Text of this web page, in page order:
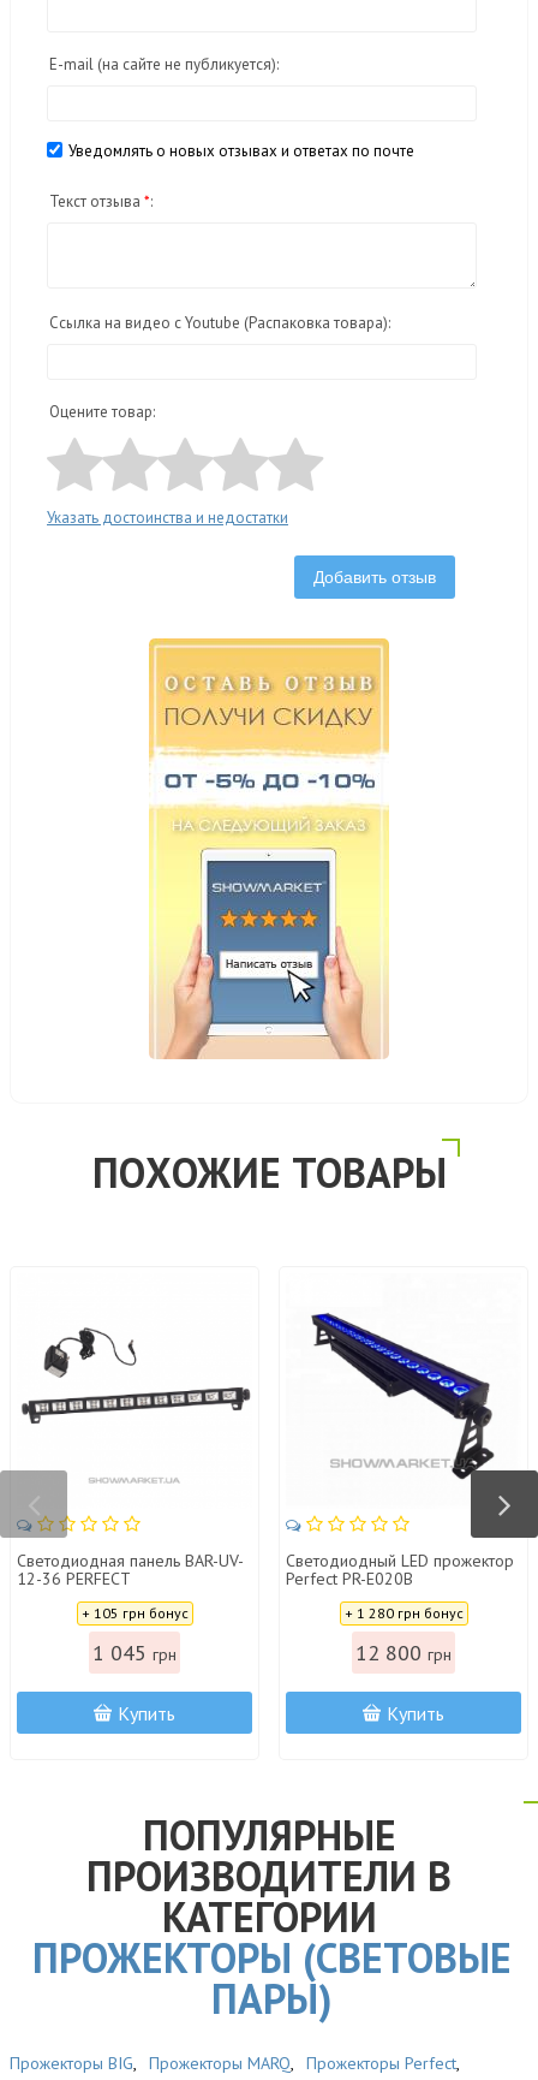
E-mail (на сайте не публикуется):
Уведомлять о новых отзывах и ответах по почте
Текст отзыва *:
Ссылка на видео с Youtube (Распаковка товара):
Оцените товар:
Указать достоинства и недостатки
Добавить отзыв
ПОХОЖИЕ ТОВАРЫ
Светодиодная панель BAR-UV-
12-36 PERFECT
+ 105 грн бонус
1 045 грн
Купить
Светодиодный LED прожектор
Perfect PR-E020B
+ 1 280 грн бонус
12 800 грн
Купить
ПОПУЛЯРНЫЕ
ПРОИЗВОДИТЕЛИ В
КАТЕГОРИИ
ПРОЖЕКТОРЫ (СВЕТОВЫЕ
ПАРЫ)
Прожекторы BIG, Прожекторы MARQ, Прожекторы Perfect,